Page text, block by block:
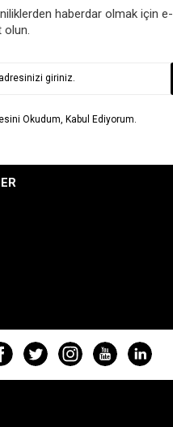
haberdar olmak için e-
olun.
Okudum, Kabul Ediyorum.